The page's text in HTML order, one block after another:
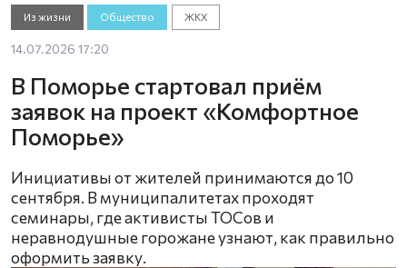
Из жизни Общество ЖКХ
14.07.2026 17:20
В Поморье стартовал приём
заявок на проект «Комфортное
Поморье»
Инициативы от жителей принимаются до 10
сентября. В муниципалитетах проходят
семинары, где активисты ТОСов и
неравнодушные горожане узнают, как правильно
оформить заявку.